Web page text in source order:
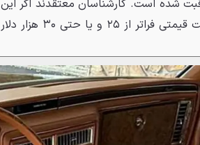
شده است. کارشناسان معتقدند اگر این
خودرو در شرایط کاملاً بکر و دست‌نخورده بود، می‌توانست قیمتی فراتر از ۲۵ و یا حتی ۳۰ هزار دلار